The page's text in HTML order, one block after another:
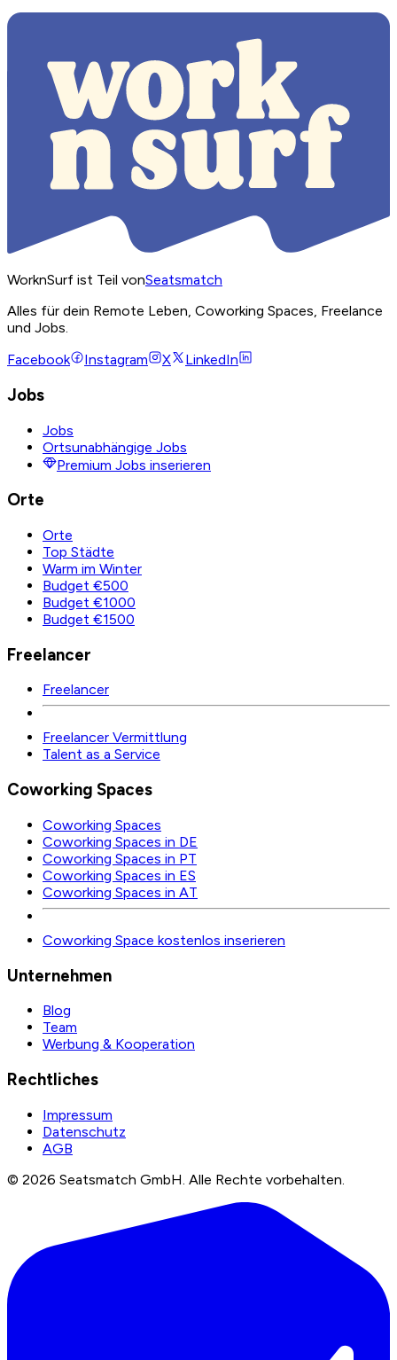
WorknSurf ist Teil vonSeatsmatch
Alles für dein Remote Leben, Coworking Spaces, Freelance
und Jobs.
Facebook
Instagram X LinkedIn
Jobs
Jobs
Ortsunabhängige Jobs
Premium Jobs inserieren
Orte
Orte
Top Städte
Warm im Winter
Budget €500
Budget €1000
Budget €1500
Freelancer
Freelancer
Freelancer Vermittlung
Talent as a Service
Coworking Spaces
Coworking Spaces
Coworking Spaces in DE
Coworking Spaces in PT
Coworking Spaces in ES
Coworking Spaces in AT
Coworking Space kostenlos inserieren
Unternehmen
Blog
Team
Werbung & Kooperation
Rechtliches
Impressum
Datenschutz
AGB
© 2026 Seatsmatch GmbH. Alle Rechte vorbehalten.